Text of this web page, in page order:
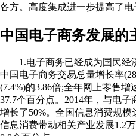
各方。高度集成进一步提高了电
中国电子商务发展的
1.电子商务已经成为国民经济
中国电子商务交易总量增长率
(7.4%)的3.86倍;全年网上零售
37.7个百分点。2014年，与电
增长了50%。全国信息消费规模
信息消费带动相关产业发展1.2